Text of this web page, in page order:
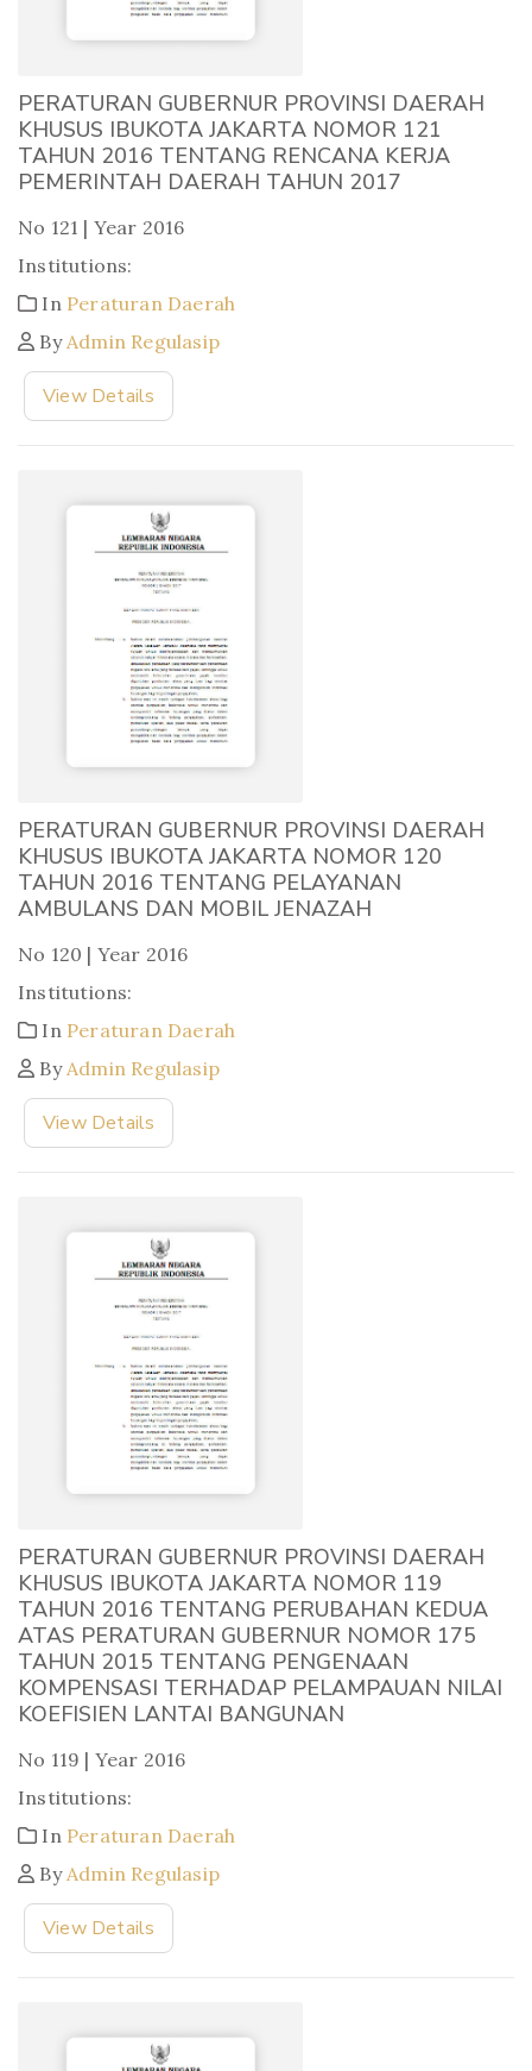
PERATURAN GUBERNUR PROVINSI DAERAH
KHUSUS IBUKOTA JAKARTA NOMOR 121
TAHUN 2016 TENTANG RENCANA KERJA
PEMERINTAH DAERAH TAHUN 2017
No 121 | Year 2016
Institutions:
In Peraturan Daerah
ByAdmin Regulasip
View Details
PERATURAN GUBERNUR PROVINSI DAERAH
KHUSUS IBUKOTA JAKARTA NOMOR 120
TAHUN 2016 TENTANG PELAYANAN
AMBULANS DAN MOBIL JENAZAH
No 120 | Year 2016
Institutions:
In Peraturan Daerah
ByAdmin Regulasip
View Details
PERATURAN GUBERNUR PROVINSI DAERAH
KHUSUS IBUKOTA JAKARTA NOMOR 119
TAHUN 2016 TENTANG PERUBAHAN KEDUA
ATAS PERATURAN GUBERNUR NOMOR 175
TAHUN 2015 TENTANG PENGENAAN
KOMPENSASI TERHADAP PELAMPAUAN NILAI
KOEFISIEN LANTAI BANGUNAN
No 119 | Year 2016
Institutions:
In Peraturan Daerah
ByAdmin Regulasip
View Details